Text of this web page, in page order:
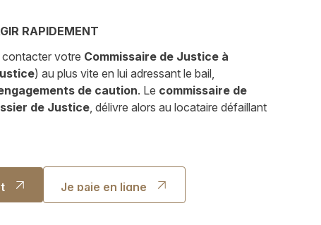
RAPIDEMENT
contacter votre Commissaire de Justice à
) au plus vite en lui adressant le bail,
de caution. Le commissaire de
de Justice , délivre alors au locataire défaillant
Je paie en ligne
Je paie en ligne